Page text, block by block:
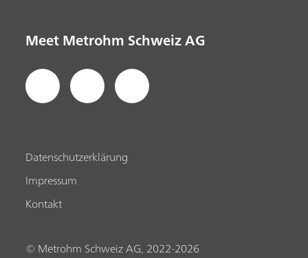
Meet Metrohm Schweiz AG
Datenschutzerklärung
Impressum
Kontakt
© Metrohm Schweiz AG, 2022-2026